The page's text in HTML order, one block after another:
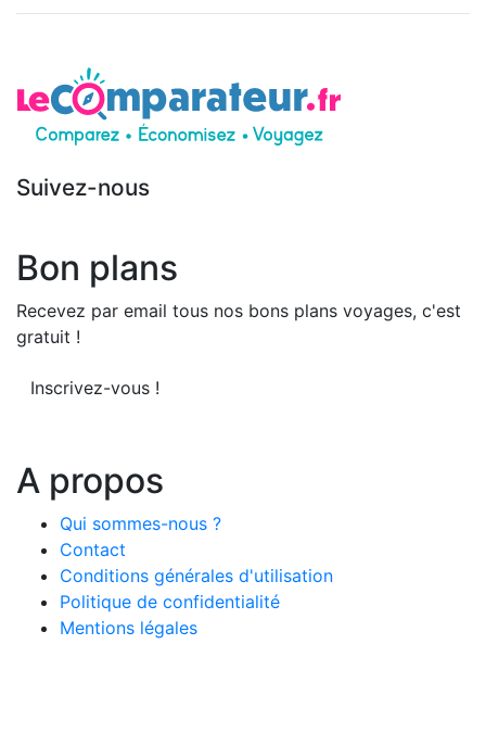
Suivez-nous
Bon plans
Recevez par email tous nos bons plans voyages, c'est
gratuit !
Inscrivez-vous !
A propos
Qui sommes-nous ?
Contact
Conditions générales d'utilisation
Politique de confidentialité
Mentions légales